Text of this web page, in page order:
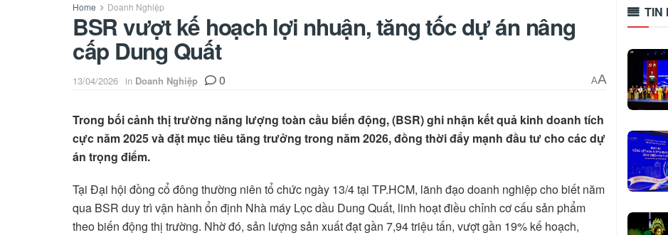
Home Doanh Nghiệp
BSR vượt kế hoạch lợi nhuận, tăng tốc dự án nâng
cấp Dung Quất
13/04/2026 in Doanh Nghiệp 0 AA
Trong bối cảnh thị trường năng lượng toàn cầu biến động, (BSR) ghi nhận kết quả kinh doanh tích
cực năm 2025 và đặt mục tiêu tăng trưởng trong năm 2026, đồng thời đẩy mạnh đầu tư cho các dự
án trọng điểm.
Tại Đại hội đồng cổ đông thường niên tổ chức ngày 13/4 tại TP.HCM, lãnh đạo doanh nghiệp cho biết năm
qua BSR duy trì vận hành ổn định Nhà máy Lọc dầu Dung Quất, linh hoạt điều chỉnh cơ cấu sản phẩm
theo biến động thị trường. Nhờ đó, sản lượng sản xuất đạt gần 7,94 triệu tấn, vượt gần 19% kế hoạch,
TIN